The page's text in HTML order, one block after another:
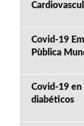
Covid-19
Pùblica
Covid-19 en
diabéticos